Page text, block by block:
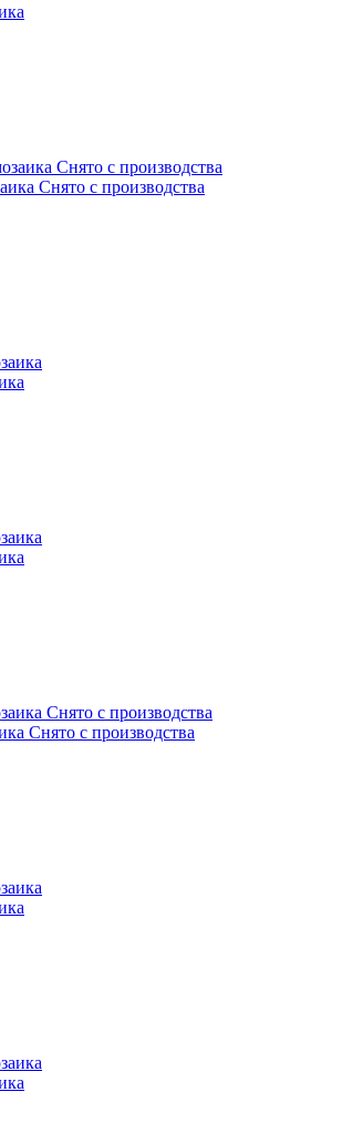
Снято с производства
Снято с производства